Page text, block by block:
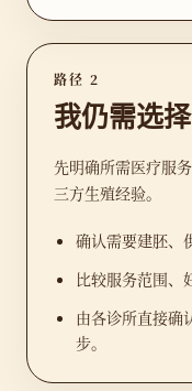
路径 2
我仍需选
先明确所需医疗服
三方生殖经验。
确认需要建胚、
比较服务范围、
由各诊所直接确
步。